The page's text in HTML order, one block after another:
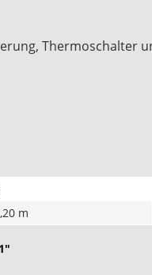
Thermoschalter
m